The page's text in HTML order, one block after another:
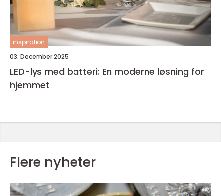
inspiration
03. December 2025
LED-lys med batteri: En moderne løsning for
hjemmet
Flere nyheter